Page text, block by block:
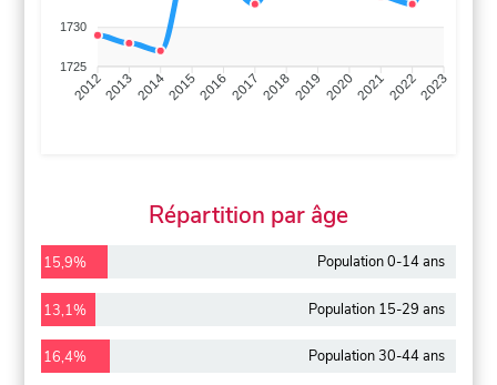
1730
1725
201220132014201520162017 20182019 2020202120222023
Répartition par âge
15,9% Population 0-14 ans
13,1% Population 15-29 ans
16,4% Population 30-44 ans